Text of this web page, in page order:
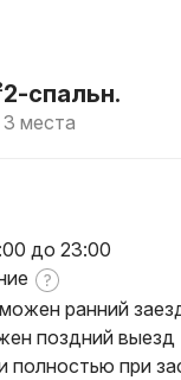
2-спальн.
3 места
до 23:00
ранний
поздний выезд
полностью при